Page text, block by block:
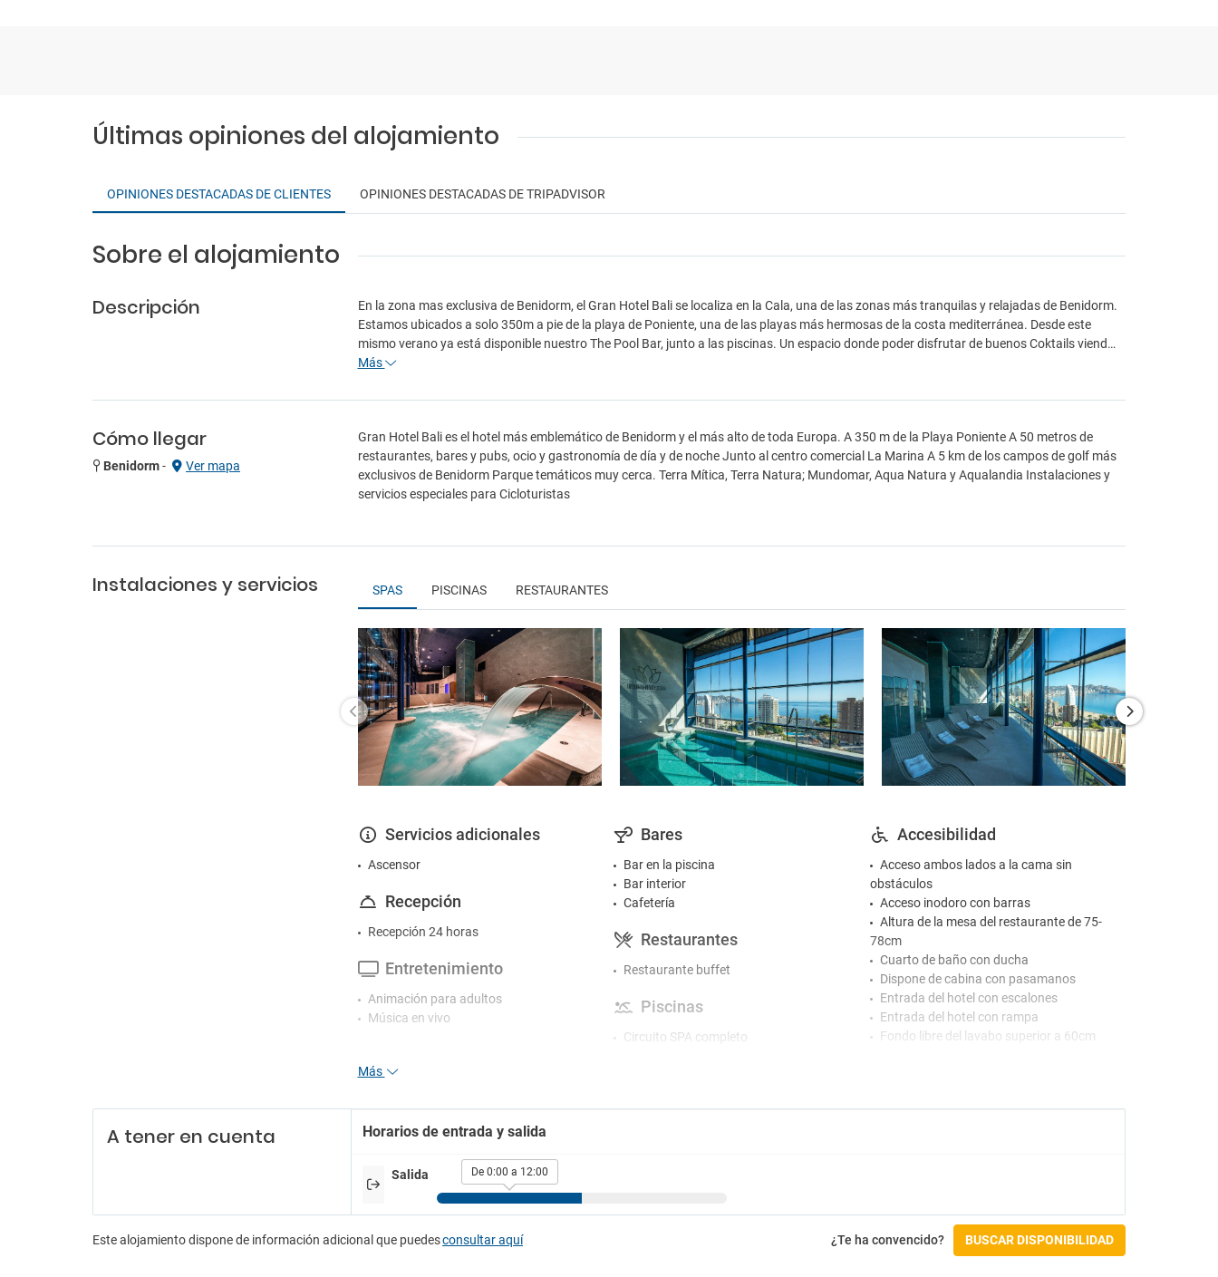
Últimas opiniones del alojamiento
OPINIONES DESTACADAS DE CLIENTES OPINIONES DESTACADAS DE TRIPADVISOR
Sobre el alojamiento
Descripción
En la zona mas exclusiva de Benidorm, el Gran Hotel Bali se localiza en la Cala, una de las zonas más tranquilas y relajadas de Benidorm.
Estamos ubicados a solo 350m a pie de la playa de Poniente, una de las playas más hermosas de la costa mediterránea. Desde este
mismo verano ya está disponible nuestro The Pool Bar, junto a las piscinas. Un espacio donde poder disfrutar de buenos Coktails viend…
Más
Cómo llegar
Benidorm- Ver mapa
Gran Hotel Bali es el hotel más emblemático de Benidorm y el más alto de toda Europa. A 350 m de la Playa Poniente A 50 metros de
restaurantes, bares y pubs, ocio y gastronomía de día y de noche Junto al centro comercial La Marina A 5 km de los campos de golf más
exclusivos de Benidorm Parque temáticos muy cerca. Terra Mítica, Terra Natura; Mundomar, Aqua Natura y Aqualandia Instalaciones y
servicios especiales para Cicloturistas
Instalaciones y servicios SPAS PISCINAS RESTAURANTES
Servicios adicionales
Ascensor
Recepción
Recepción 24 horas
Entretenimiento
Animación para adultos
Música en vivo
Wifi
Wifi gratis en zonas comunes
Servicios
Consigna
Bares
Bar en la piscina
Bar interior
Cafetería
Restaurantes
Restaurante buffet
Piscinas
Circuito SPA completo
Zona jardines
Masajes
Accesibilidad
obstáculos
Acceso inodoro con barras
78cm
Cuarto de baño con ducha
Dispone de cabina con pasamanos
Entrada del hotel con escalones
Entrada del hotel con rampa
Fondo libre del lavabo superior a 60cm
Planta accesible a la recepción
accesibilidad internacional en entrada
Más
A tener en cuenta Horarios de entrada y salida
Salida De 0:00 a 12:00
Este alojamiento dispone de información adicional que puedesconsultar aquí ¿Te ha convencido? BUSCAR DISPONIBILIDAD